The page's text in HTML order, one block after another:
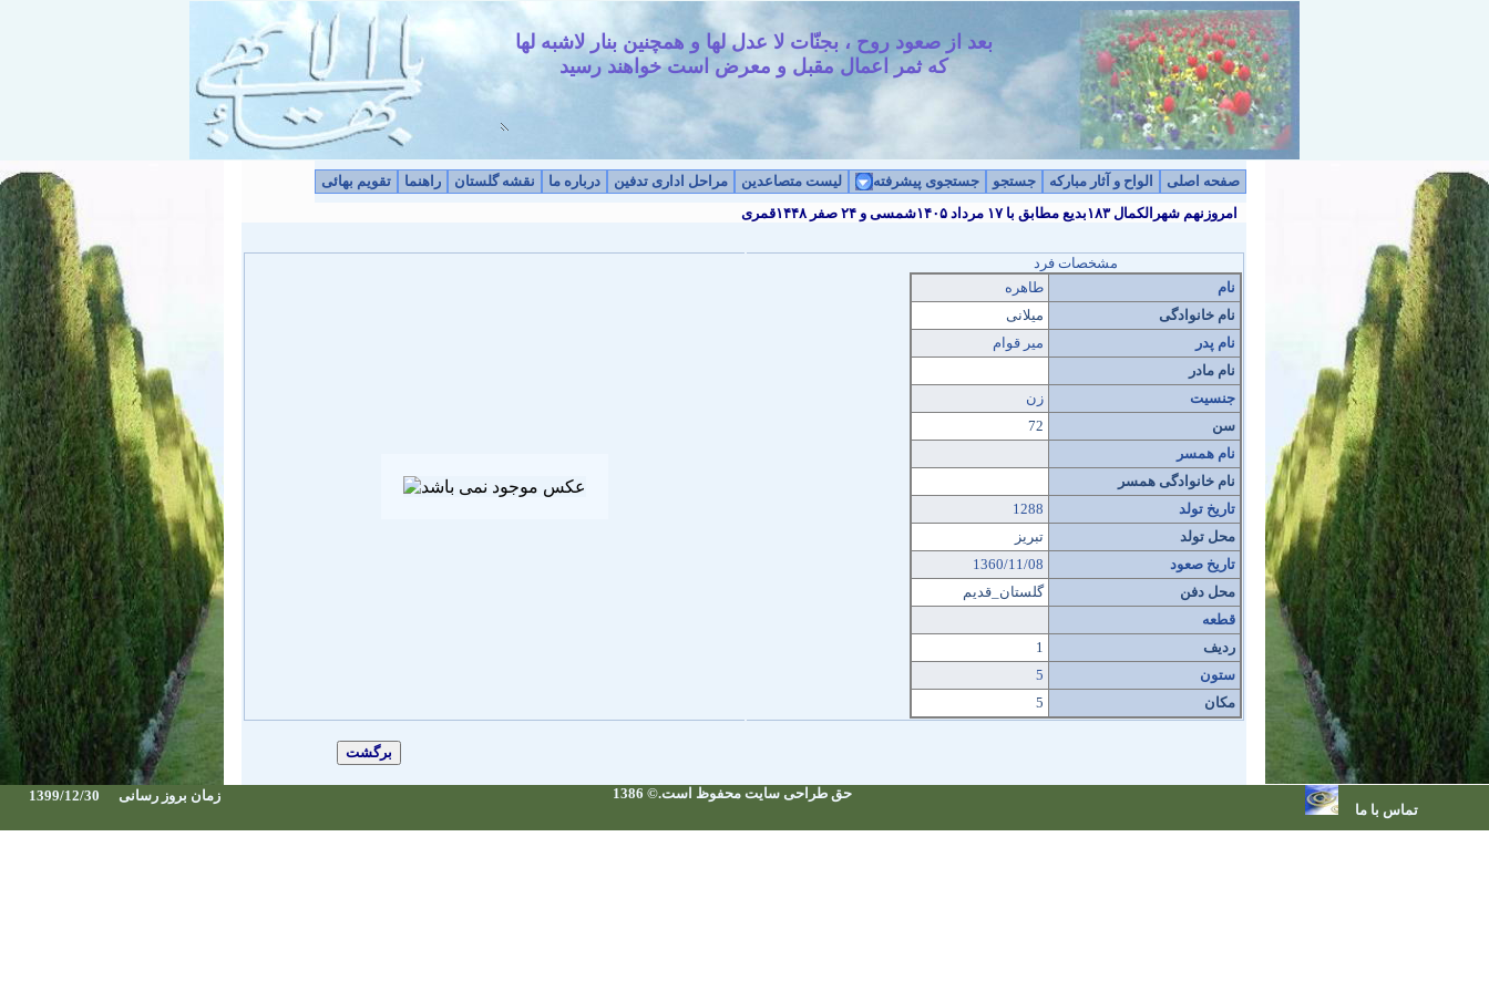
صفحه اصلی الواح و آثار مبارکه جستجو جستجوی پیشرفته لیست متصاعدین مراحل اداری تدفین درباره ما نقشه گلستان راهنما
تقویم بهائی
امروزنهم شهرالکمال ۱۸۳بدیع مطابق با ۱۷ مرداد ۱۴۰۵شمسی و ۲۴ صفر ۱۴۴۸قمری
مشخصات فرد
نام
طاهره
نام خانوادگی
میلانی
نام پدر
میر قوام
نام مادر
جنسیت
زن
سن
72
نام همسر
نام خانوادگی همسر
تاریخ تولد
1288
محل تولد
تبریز
تاریخ صعود
1360/11/08
محل دفن
گلستان_قدیم
قطعه
ردیف
1
ستون
5
مکان
5
1399/12/30 زمان بروز رسانی
حق طراحی سایت محفوظ است.© 1386
تماس با ما